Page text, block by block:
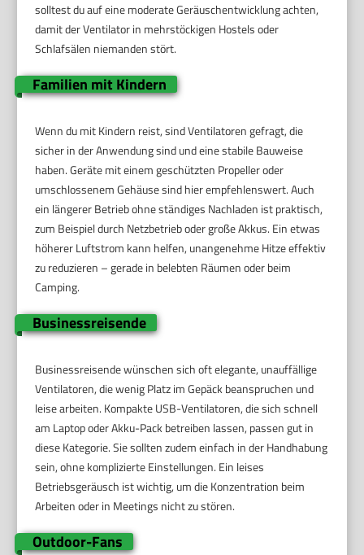
solltest du auf eine moderate Geräuschentwicklung achten,
damit der Ventilator in mehrstöckigen Hostels oder
Schlafsälen niemanden stört.
Familien mit Kindern
Wenn du mit Kindern reist, sind Ventilatoren gefragt, die
sicher in der Anwendung sind und eine stabile Bauweise
haben. Geräte mit einem geschützten Propeller oder
umschlossenem Gehäuse sind hier empfehlenswert. Auch
ein längerer Betrieb ohne ständiges Nachladen ist praktisch,
zum Beispiel durch Netzbetrieb oder große Akkus. Ein etwas
höherer Luftstrom kann helfen, unangenehme Hitze effektiv
zu reduzieren – gerade in belebten Räumen oder beim
Camping.
Businessreisende
Businessreisende wünschen sich oft elegante, unauffällige
Ventilatoren, die wenig Platz im Gepäck beanspruchen und
leise arbeiten. Kompakte USB-Ventilatoren, die sich schnell
am Laptop oder Akku-Pack betreiben lassen, passen gut in
diese Kategorie. Sie sollten zudem einfach in der Handhabung
sein, ohne komplizierte Einstellungen. Ein leises
Betriebsgeräusch ist wichtig, um die Konzentration beim
Arbeiten oder in Meetings nicht zu stören.
Outdoor-Fans